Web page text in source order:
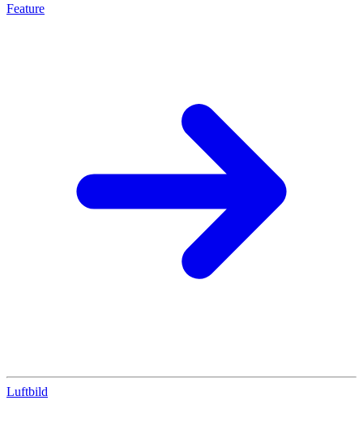
Feature
Luftbild